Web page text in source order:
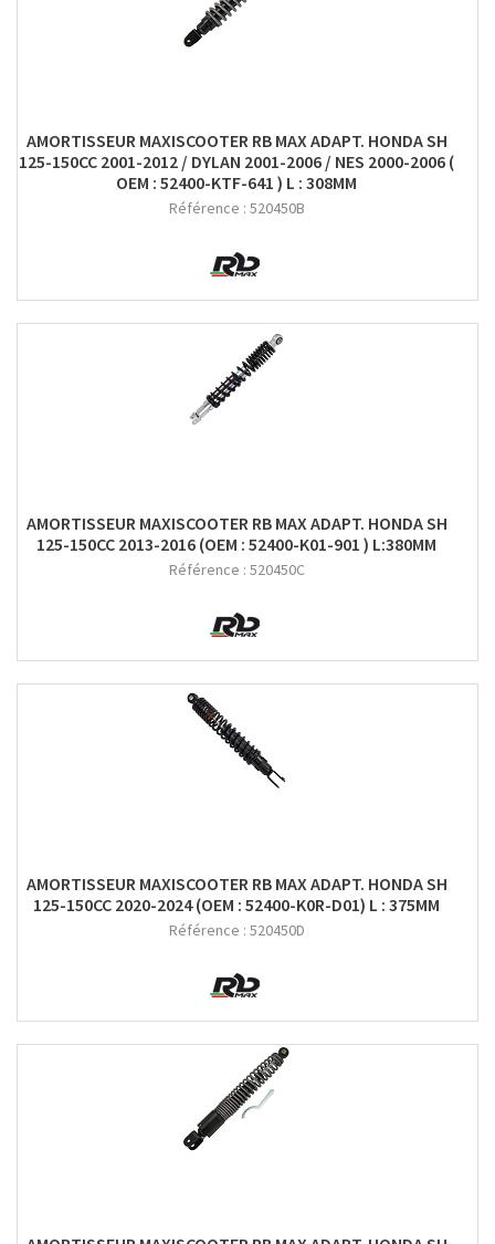
AMORTISSEUR MAXISCOOTER RB MAX ADAPT. HONDA SH
125-150CC 2001-2012 / DYLAN 2001-2006 / NES 2000-2006 (
OEM : 52400-KTF-641 ) L : 308MM
Référence : 520450B
AMORTISSEUR MAXISCOOTER RB MAX ADAPT. HONDA SH
125-150CC 2013-2016 (OEM : 52400-K01-901 ) L:380MM
Référence : 520450C
AMORTISSEUR MAXISCOOTER RB MAX ADAPT. HONDA SH
125-150CC 2020-2024 (OEM : 52400-K0R-D01) L : 375MM
Référence : 520450D